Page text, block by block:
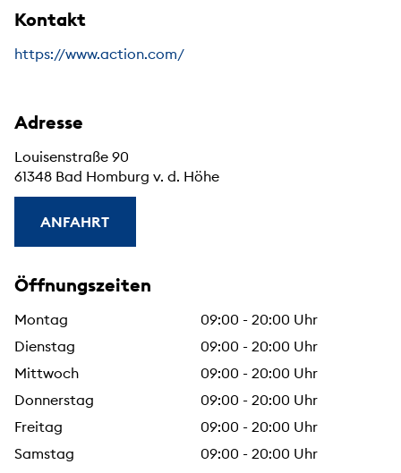
Kontakt
https://www.action.com/
Adresse
Louisenstraße 90
61348 Bad Homburg v. d. Höhe
ANFAHRT
Öffnungszeiten
Montag
09:00 - 20:00 Uhr
Dienstag
09:00 - 20:00 Uhr
Mittwoch
09:00 - 20:00 Uhr
Donnerstag
09:00 - 20:00 Uhr
Freitag
09:00 - 20:00 Uhr
Samstag
09:00 - 20:00 Uhr